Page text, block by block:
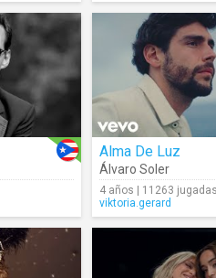
Alma De Luz
Álvaro Soler
4 años | 11263 jugadas
viktoria.gerard